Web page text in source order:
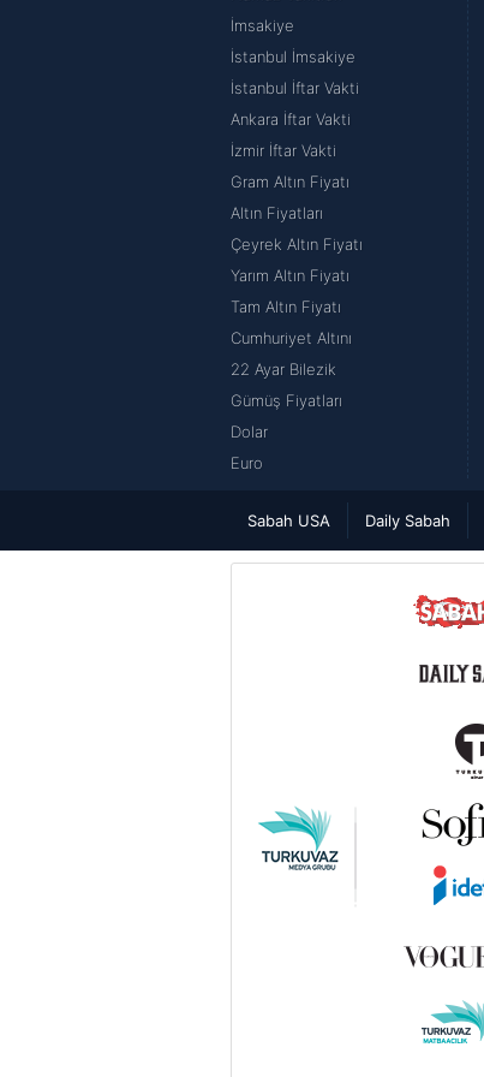
İmsakiye
İstanbul İmsakiye
İstanbul İftar Vakti
Ankara İftar Vakti
İzmir İftar Vakti
Gram Altın Fiyatı
Altın Fiyatları
Çeyrek Altın Fiyatı
Yarım Altın Fiyatı
Tam Altın Fiyatı
Cumhuriyet Altını
22 Ayar Bilezik
Gümüş Fiyatları
Dolar
Euro
Sabah USA Daily Sabah